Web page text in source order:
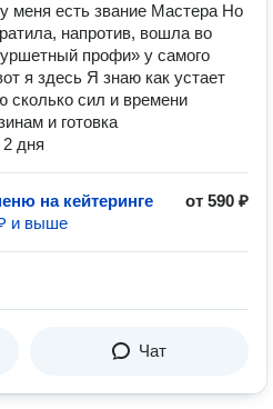
меня есть звание Мастера Но
напротив, вошла во
профи» у самого
я здесь Я знаю как устает
сколько сил и времени
и готовка
дня
на кейтеринге
от 590 ₽
и выше
Чат